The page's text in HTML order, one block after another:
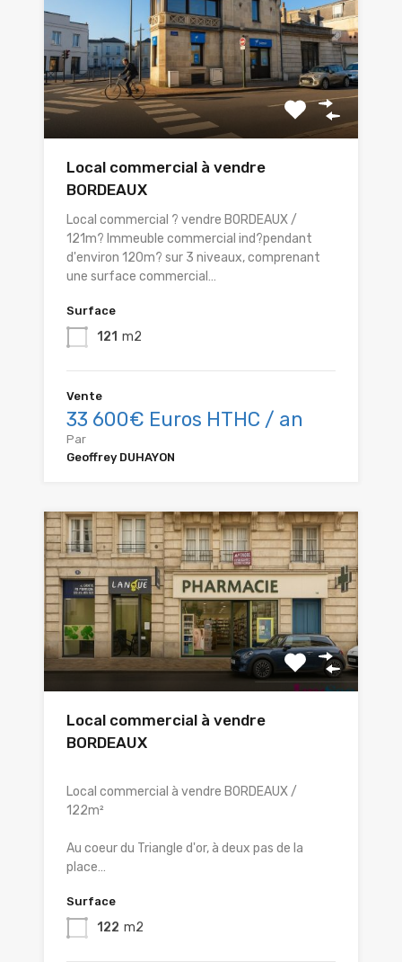
Local commercial à vendre
BORDEAUX
Local commercial ? vendre BORDEAUX /
121m? Immeuble commercial ind?pendant
d'environ 120m? sur 3 niveaux, comprenant
une surface commercial…
Surface
121 m2
Vente
33 600€ Euros HTHC / an
Par
Geoffrey DUHAYON
Local commercial à vendre
BORDEAUX
Local commercial à vendre BORDEAUX /
122m²
Au coeur du Triangle d'or, à deux pas de la
place…
Surface
122 m2